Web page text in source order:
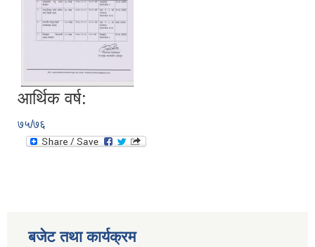
आर्थिक वर्ष:
७५/७६
बजेट तथा कार्यक्रम